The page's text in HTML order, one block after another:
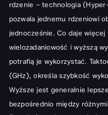
rdzenie – technologia
pozwala jednemu rdzeniowi
jednocześnie. Co daje
wielozadaniowość i wyższą
potrafią je wykorzystać.
(GHz), określa szybkość
Wyższe jest generalnie
bezpośrednio między